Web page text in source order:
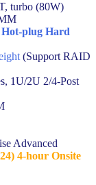
turbo (80W)
plug Hard
(Support RAID
1U/2U 2/4-Post
Advanced
4-hour Onsite